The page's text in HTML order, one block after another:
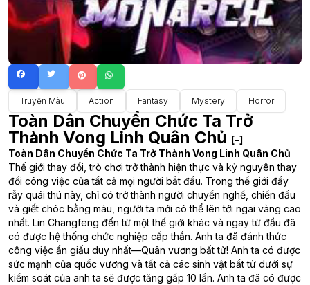
Truyện Màu Action Fantasy Mystery Horror
Toàn Dân Chuyển Chức Ta Trở
Thành Vong Linh Quân Chủ [-]
Toàn Dân Chuyển Chức Ta Trở Thành Vong Linh Quân Chủ
Thế giới thay đổi, trò chơi trở thành hiện thực và kỷ nguyên thay
đổi công việc của tất cả mọi người bắt đầu. Trong thế giới đầy
rẫy quái thú này, chỉ có trở thành người chuyển nghề, chiến đấu
và giết chóc bằng máu, người ta mới có thể lên tới ngai vàng cao
nhất. Lin Changfeng đến từ một thế giới khác và ngay từ đầu đã
có được hệ thống chức nghiệp cấp thần. Anh ta đã đánh thức
công việc ẩn giấu duy nhất—Quân vương bất tử! Anh ta có được
sức mạnh của quốc vương và tất cả các sinh vật bất tử dưới sự
kiểm soát của anh ta sẽ được tăng gấp 10 lần. Anh ta đã có được